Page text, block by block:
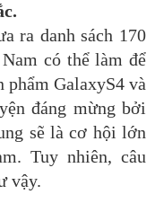
ra danh sách 170
có thể làm để
phẩm GalaxyS4 và
đáng mừng bởi
sẽ là cơ hội lớn
Tuy nhiên, câu
vậy.